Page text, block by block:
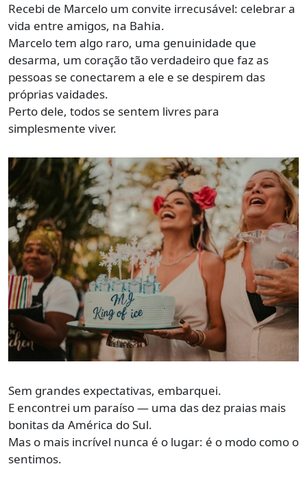
Recebi de Marcelo um convite irrecusável: celebrar a
vida entre amigos, na Bahia.
Marcelo tem algo raro, uma genuinidade que
desarma, um coração tão verdadeiro que faz as
pessoas se conectarem a ele e se despirem das
próprias vaidades.
Perto dele, todos se sentem livres para
simplesmente viver.
Sem grandes expectativas, embarquei.
E encontrei um paraíso — uma das dez praias mais
bonitas da América do Sul.
Mas o mais incrível nunca é o lugar: é o modo como o
sentimos.